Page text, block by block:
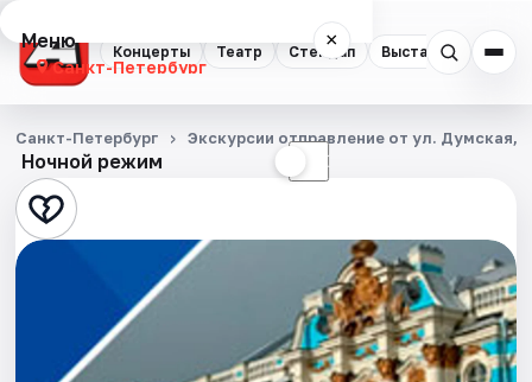
Концерты Театр Стендап Выставки
Меню ×
Санкт-Петербург
Концерты
Театр
Стендап
Квесты
Ночной режим ☾
Санкт-Петербург Экскурсии отправление от ул. Думская,